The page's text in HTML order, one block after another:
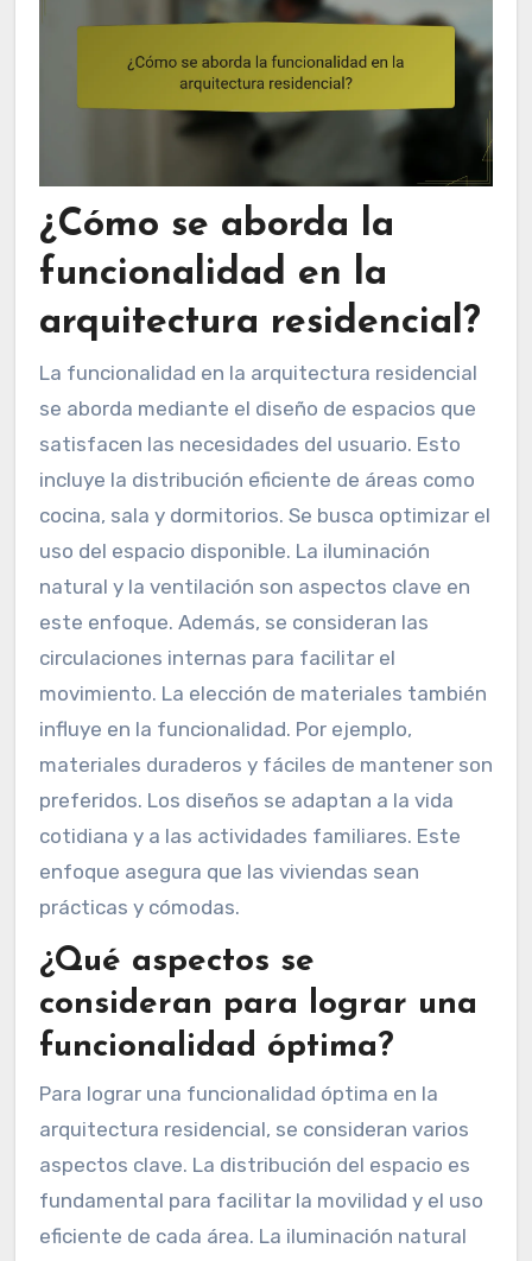
¿Cómo se aborda la
funcionalidad en la
arquitectura residencial?
La funcionalidad en la arquitectura residencial
se aborda mediante el diseño de espacios que
satisfacen las necesidades del usuario. Esto
incluye la distribución eficiente de áreas como
cocina, sala y dormitorios. Se busca optimizar el
uso del espacio disponible. La iluminación
natural y la ventilación son aspectos clave en
este enfoque. Además, se consideran las
circulaciones internas para facilitar el
movimiento. La elección de materiales también
influye en la funcionalidad. Por ejemplo,
materiales duraderos y fáciles de mantener son
preferidos. Los diseños se adaptan a la vida
cotidiana y a las actividades familiares. Este
enfoque asegura que las viviendas sean
prácticas y cómodas.
¿Qué aspectos se
consideran para lograr una
funcionalidad óptima?
Para lograr una funcionalidad óptima en la
arquitectura residencial, se consideran varios
aspectos clave. La distribución del espacio es
fundamental para facilitar la movilidad y el uso
eficiente de cada área. La iluminación natural